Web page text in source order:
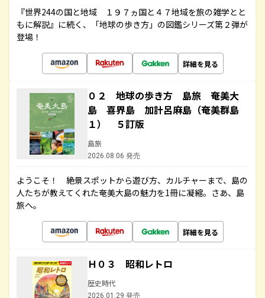
『世界244の国と地域 １９７ヵ国と４７地域を旅の雑学とと
もに解説』に続く、「地球の歩き方」の図鑑シリーズ第２弾が
登場！
詳細を見る
０２ 地球の歩き方 島旅 奄美大
島 喜界島 加計呂麻島（奄美群島
１） ５訂版
島旅
2026.08.06 発売
ようこそ！ 絶景スポットから遊び方、カルチャーまで、島の
人たちが教えてくれた奄美大島の魅力を1冊に凝縮。さあ、島
旅へ。
詳細を見る
Ｈ０３ 昭和レトロ
歴史時代
2026.01.29 発売